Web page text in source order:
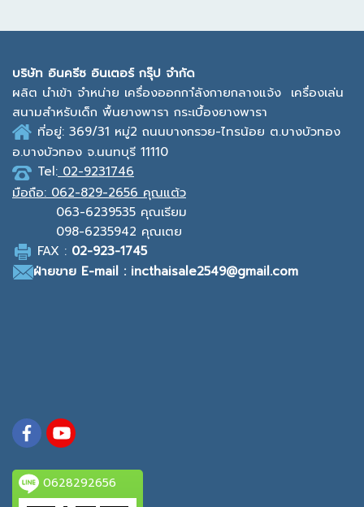
บริษัท อินครีซ อินเตอร์ กรุ๊ป จำกัด
ผลิต นำเข้า จำหน่าย เครื่องออกกาํลังกายกลางแจ้ง เครื่องเล่น
สนามสำหรับเด็ก พื้นยางพารา กระเบื้องยางพารา
ที่อยู่: 369/31 หมู่2 ถนนบางกรวย-ไทรน้อย ต.บางบัวทอง
อ.บางบัวทอง จ.นนทบุรี 11110
Tel: 02-9231746
มือถือ: 062-829-2656 คุณแต้ว
063-6239535 คุณเรียม
098-6235942 คุณเตย
FAX : 02-923-1745
ฝ่ายขาย E-mail : incthaisale2549@gmail.com
0628292656